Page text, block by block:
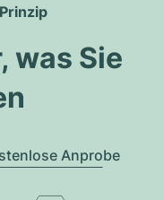
was Sie
Anprobe